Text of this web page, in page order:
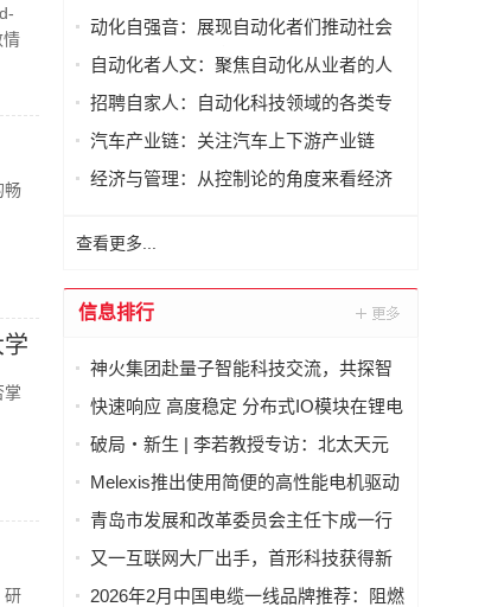
情
畅
掌
研
动化自强音：展现自动化者们推动社会
进步发出的响亮声音
自动化者人文：聚焦自动化从业者的人
文思考
招聘自家人：自动化科技领域的各类专
家及人才需求资讯
汽车产业链：关注汽车上下游产业链
经济与管理：从控制论的角度来看经济
查看更多...
信息排行
神火集团赴量子智能科技交流，共探智
能化矿山新未来
快速响应 高度稳定 分布式IO模块在锂电
池制造的优势揭秘 | 支持Modbus、
EtherCAT、Ethernet/IP、BACnet/IP等多
种协议
破局・新生 | 李若教授专访：北太天元
打破 30 年垄断，国产科学计算软件崛起
Melexis推出使用简便的高性能电机驱动
芯片，助力三相风扇实现快速、免代码
青岛市发展和改革委员会主任卞成一行
到国创中心调研指导
又一互联网大厂出手，首形科技获得新
一轮数亿元A1轮融资｜人脸机器人首次
2026年2月中国电缆一线品牌推荐：阻燃